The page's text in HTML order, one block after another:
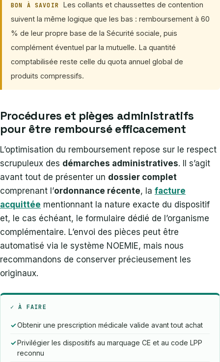
BON À SAVOIR
Les collants et chaussettes de contention
suivent la même logique que les bas : remboursement à 60
% de leur propre base de la Sécurité sociale, puis
complément éventuel par la mutuelle. La quantité
comptabilisée reste celle du quota annuel global de
produits compressifs.
Procédures et pièges administratifs
pour être remboursé efficacement
L’optimisation du remboursement repose sur le respect
scrupuleux des démarches administratives. Il s’agit
avant tout de présenter un dossier complet
comprenant l’ordonnance récente, la facture
acquittée mentionnant la nature exacte du dispositif
et, le cas échéant, le formulaire dédié de l’organisme
complémentaire. L’envoi des pièces peut être
automatisé via le système NOEMIE, mais nous
recommandons de conserver précieusement les
originaux.
✓ À FAIRE
Obtenir une prescription médicale valide avant tout achat
Privilégier les dispositifs au marquage CE et au code LPP
reconnu